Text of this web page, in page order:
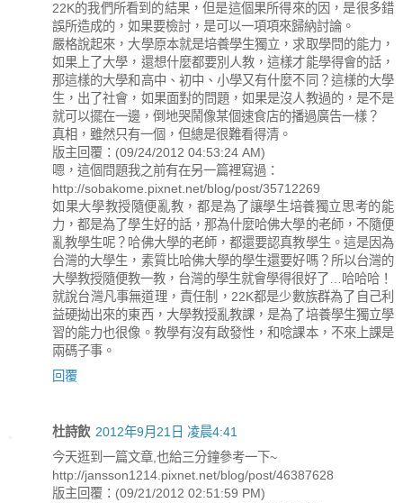
22K的我們所看到的結果，但是這個果所得來的因，是很多錯
誤所造成的，如果要檢討，是可以一項項來歸納討論。
嚴格說起來，大學原本就是培養學生獨立，求取學問的能力，
如果上了大學，還想什麼都要別人教，這樣才能學得會的話，
那這樣的大學和高中、初中、小學又有什麼不同？這樣的大學
生，出了社會，如果面對的問題，如果是沒人教過的，是不是
就可以擺在一邊，倒地哭鬧像某個速食店的播過廣告一樣？
真相，雖然只有一個，但總是很難看得清。
版主回覆：(09/24/2012 04:53:24 AM)
嗯，這個問題我之前有在另一篇裡寫過：
http://sobakome.pixnet.net/blog/post/35712269
如果大學教授隨便亂教，都是為了讓學生培養獨立思考的能
力，都是為了學生好的話，那為什麼哈佛大學的老師，不隨便
亂教學生呢？哈佛大學的老師，都還要認真教學生。這是因為
台灣的大學生，素質比哈佛大學的學生還要好嗎？所以台灣的
大學教授隨便教一教，台灣的學生就會學得很好了…哈哈哈！
就說台灣凡事無道理，責任制，22K都是少數族群為了自己利
益硬拗出來的東西，大學教授亂教課，是為了培養學生獨立學
習的能力也很像。教學有沒有啟發性，和唸課本，不來上課是
兩碼子事。
回覆
杜詩飲 2012年9月21日 凌晨4:41
今天逛到一篇文章,也給三分鐘參考一下~
http://jansson1214.pixnet.net/blog/post/46387628
版主回覆：(09/21/2012 02:51:59 PM)